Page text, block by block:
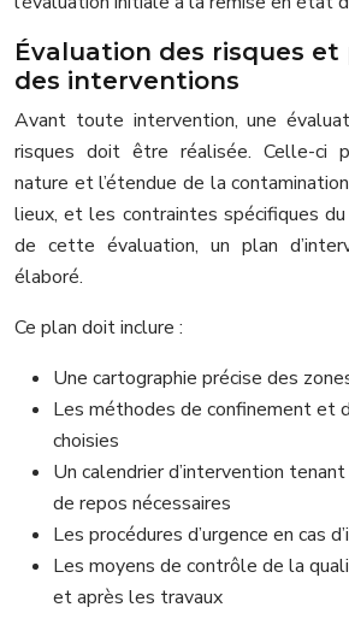
Évaluation des risques
des interventions
Avant toute intervention, une
risques doit être réalisée. Celle-ci
nature et l’étendue de la
lieux, et les contraintes spécifiques
de cette évaluation, un plan
élaboré.
Ce plan doit inclure :
Une cartographie précise des
Les méthodes de confinement et
choisies
Un calendrier d’intervention
de repos nécessaires
Les procédures d’urgence en cas
Les moyens de contrôle de la
et après les travaux